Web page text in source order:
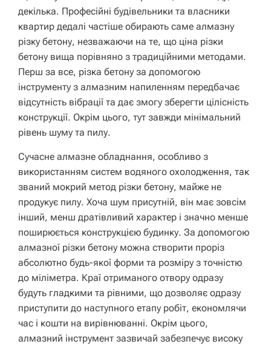
декілька. Професійні будівельники та власники
квартир дедалі частіше обирають саме алмазну
різку бетону, незважаючи на те, що ціна різки
бетону вища порівняно з традиційними методами.
Перш за все, різка бетону за допомогою
інструменту з алмазним напиленням передбачає
відсутність вібрації та дає змогу зберегти цілісність
конструкції. Окрім цього, тут завжди мінімальний
рівень шуму та пилу.
Сучасне алмазне обладнання, особливо з
використанням систем водяного охолодження, так
званий мокрий метод різки бетону, майже не
продукує пилу. Хоча шум присутній, він має зовсім
інший, менш дратівливий характер і значно менше
поширюється конструкцією будинку. За допомогою
алмазної різки бетону можна створити проріз
абсолютно будь-якої форми та розміру з точністю
до міліметра. Краї отриманого отвору одразу
будуть гладкими та рівними, що дозволяє одразу
приступити до наступного етапу робіт, економлячи
час і кошти на вирівнюванні. Окрім цього,
алмазний інструмент зазвичай забезпечує високу